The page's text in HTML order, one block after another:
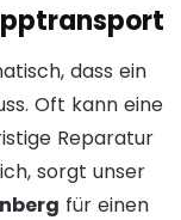
dass ein
Oft kann eine
Reparatur
sorgt unser
für einen